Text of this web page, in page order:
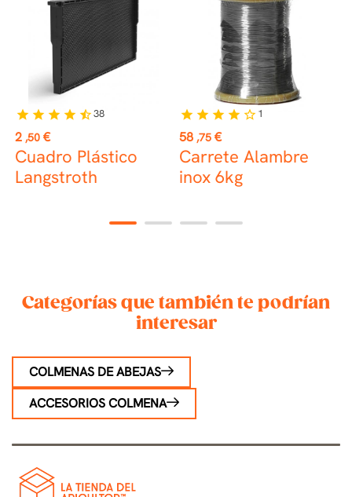
Precio
2 ,50 €
Cuadro Plástico
Langstroth
star star star star star_half38
Precio
58 ,75 €
Carrete Alambre
inox 6kg
star star star star star_border 1
1 2 3 4
Categorías que también te podrían
interesar
COLMENAS DE ABEJAS
ACCESORIOS COLMENA